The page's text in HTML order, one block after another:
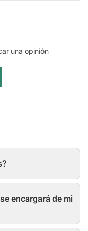
una opinión
encargará de mi